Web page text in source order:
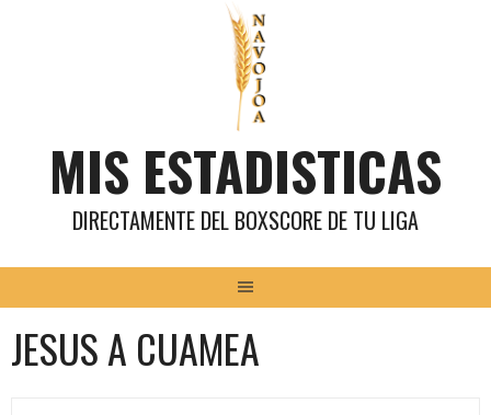
MIS ESTADISTICAS
DIRECTAMENTE DEL BOXSCORE DE TU LIGA
JESUS A CUAMEA